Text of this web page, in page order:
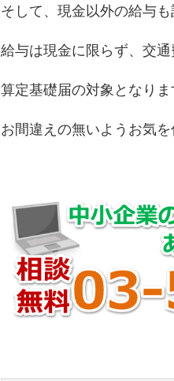
そして、現金以外の給与も
給与は現金に限らず、交
算定基礎届の対象となりま
お間違えの無いようお気を